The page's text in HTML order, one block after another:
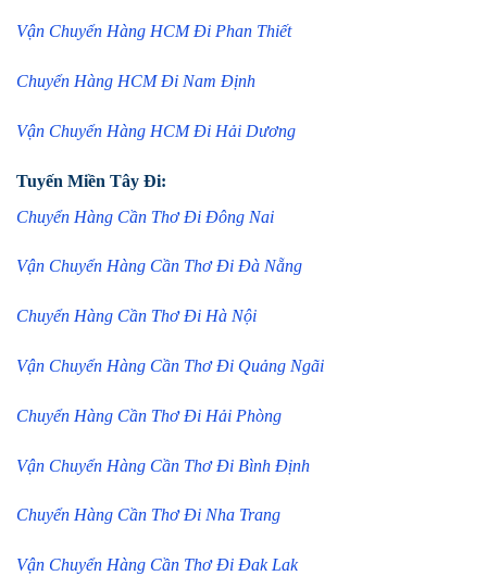
Vận Chuyển Hàng HCM Đi Phan Thiết
Chuyển Hàng HCM Đi Nam Định
Vận Chuyển Hàng HCM Đi Hải Dương
Tuyến Miền Tây Đi:
Chuyển Hàng Cần Thơ Đi Đông Nai
Vận Chuyển Hàng Cần Thơ Đi Đà Nẵng
Chuyển Hàng Cần Thơ Đi Hà Nội
Vận Chuyển Hàng Cần Thơ Đi Quảng Ngãi
Chuyển Hàng Cần Thơ Đi Hải Phòng
Vận Chuyển Hàng Cần Thơ Đi Bình Định
Chuyển Hàng Cần Thơ Đi Nha Trang
Vận Chuyển Hàng Cần Thơ Đi Đak Lak